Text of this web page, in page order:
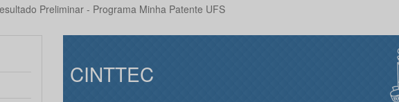
Preliminar - Programa Minha Patente UFS
CINTTEC